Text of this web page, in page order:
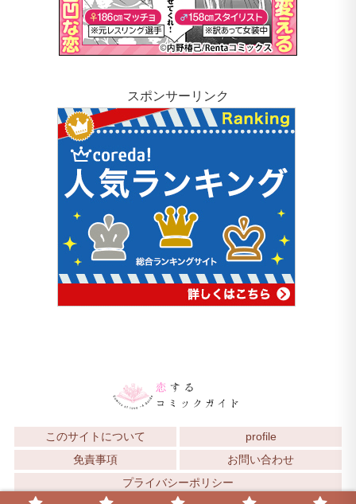
スポンサーリンク
このサイトについて
profile
免責事項
お問い合わせ
プライバシーポリシー